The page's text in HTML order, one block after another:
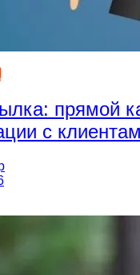
прямой
с